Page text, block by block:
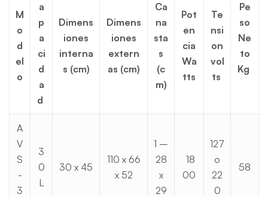
M
o
d
el
o
a
p
a
ci
d
a
d
Dimens
iones
interna
s (cm)
Dimens
iones
extern
as (cm)
Ca
na
sta
s
(c
m)
Pot
en
cia
Wa
tts
Te
nsi
on
vol
ts
Pe
so
Ne
to
Kg
A
V
S
-
3
3
0
L
30 x 45
110 x 66
x 52
1 –
28
x
29
18
00
127
o
22
0
58